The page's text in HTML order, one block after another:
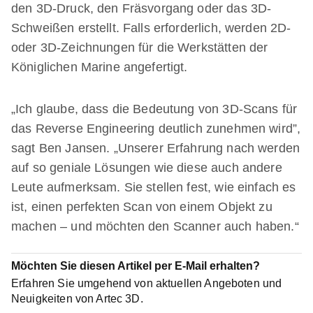
den 3D-Druck, den Fräsvorgang oder das 3D-
Schweißen erstellt. Falls erforderlich, werden 2D-
oder 3D-Zeichnungen für die Werkstätten der
Königlichen Marine angefertigt.
„Ich glaube, dass die Bedeutung von 3D-Scans für
das Reverse Engineering deutlich zunehmen wird”,
sagt Ben Jansen. „Unserer Erfahrung nach werden
auf so geniale Lösungen wie diese auch andere
Leute aufmerksam. Sie stellen fest, wie einfach es
ist, einen perfekten Scan von einem Objekt zu
machen – und möchten den Scanner auch haben.“
Möchten Sie diesen Artikel per E-Mail erhalten?
Erfahren Sie umgehend von aktuellen Angeboten und
Neuigkeiten von Artec 3D.